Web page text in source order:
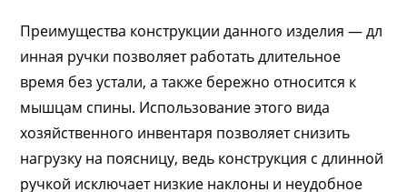
Преимущества конструкции данного изделия — дл
инная ручки позволяет работать длительное
время без устали, а также бережно относится к
мышцам спины. Использование этого вида
хозяйственного инвентаря позволяет снизить
нагрузку на поясницу, ведь конструкция с длинной
ручкой исключает низкие наклоны и неудобное